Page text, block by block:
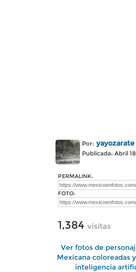
Por: yayozarate
Publicada: Abril
PERMALINK:
FOTO:
1,384 visitas
Ver fotos de
Mexicana coloreadas
inteligencia